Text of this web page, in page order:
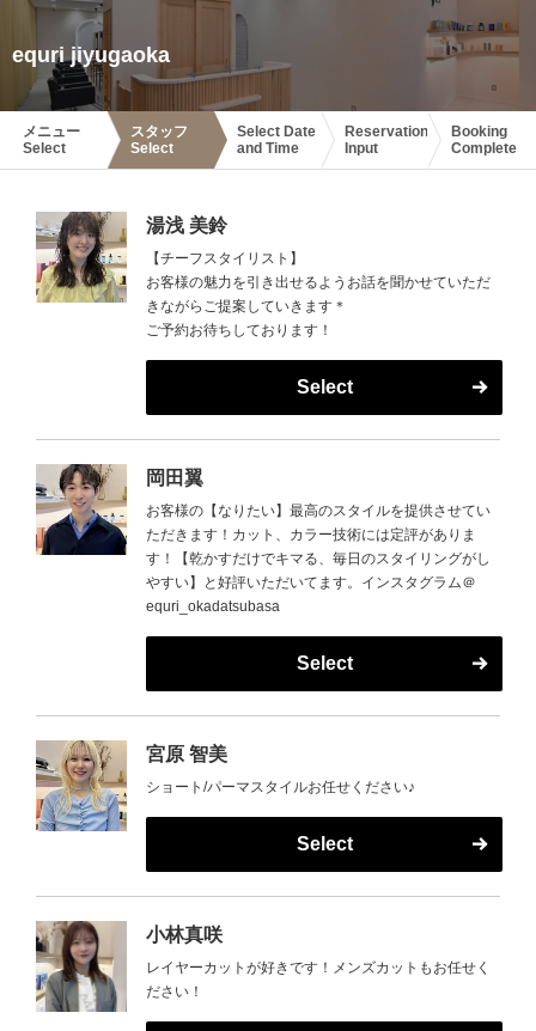
equri jiyugaoka
メニュー
Select
スタッフ
Select
Select Date
and Time
Reservation
Input
Booking
Complete
湯浅 美鈴
【チーフスタイリスト】
お客様の魅力を引き出せるようお話を聞かせていただ
きながらご提案していきます＊
ご予約お待ちしております！
Select
岡田翼
お客様の【なりたい】最高のスタイルを提供させてい
ただきます！カット、カラー技術には定評がありま
す！【乾かすだけでキマる、毎日のスタイリングがし
やすい】と好評いただいてます。インスタグラム＠
equri_okadatsubasa
Select
宮原 智美
ショート/パーマスタイルお任せください♪
Select
小林真咲
レイヤーカットが好きです！メンズカットもお任せく
ださい！